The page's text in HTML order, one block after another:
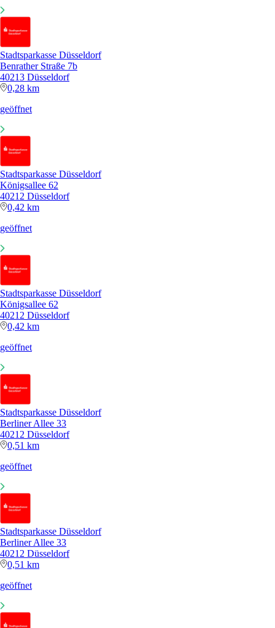
Stadtsparkasse Düsseldorf
Benrather Straße 7b
40213 Düsseldorf
0,28 km
geöffnet
Stadtsparkasse Düsseldorf
Königsallee 62
40212 Düsseldorf
0,42 km
geöffnet
Stadtsparkasse Düsseldorf
Königsallee 62
40212 Düsseldorf
0,42 km
geöffnet
Stadtsparkasse Düsseldorf
Berliner Allee 33
40212 Düsseldorf
0,51 km
geöffnet
Stadtsparkasse Düsseldorf
Berliner Allee 33
40212 Düsseldorf
0,51 km
geöffnet